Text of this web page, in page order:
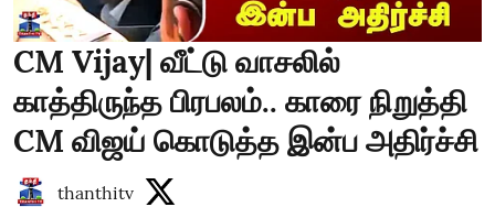
CM Vijay| வீட்டு வாசலில்
காத்திருந்த பிரபலம்.. காரை நிறுத்தி
CM விஜய் கொடுத்த இன்ப அதிர்ச்சி
thanthitv